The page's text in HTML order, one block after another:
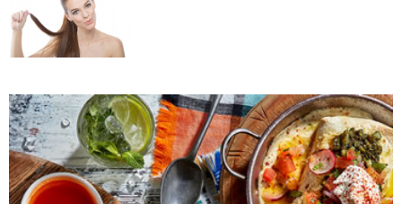
Šta su policistični jajnici i kako rešiti ovaj
problem?